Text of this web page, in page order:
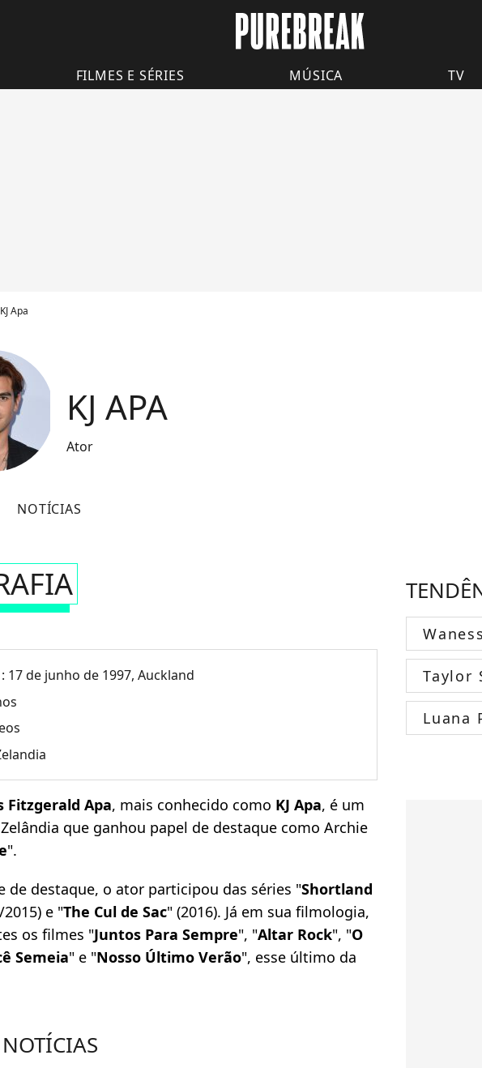
FILMES E SÉRIES MÚSICA TV
KJ Apa
KJ APA
Ator
NOTÍCIAS
17 de junho de 1997, Auckland
Fitzgerald Apa, mais conhecido como KJ Apa, é um
que ganhou papel de destaque como Archie
".
de destaque, o ator participou das séries "Shortland
2015) e "The Cul de Sac" (2016). Já em sua filmologia,
os filmes "Juntos Para Sempre", "Altar Rock", "O
Semeia" e "Nosso Último Verão", esse último da
Taylor
Luana